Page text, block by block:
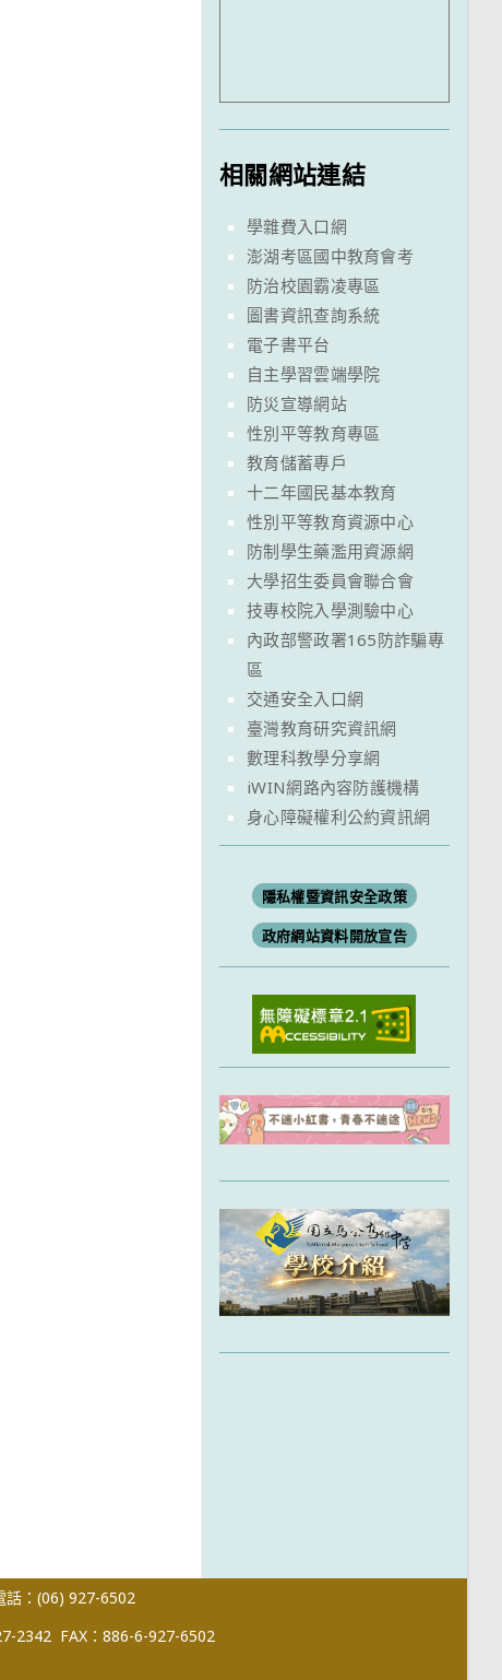
相關網站連結
學雜費入口網
澎湖考區國中教育會考
防治校園霸凌專區
圖書資訊查詢系統
電子書平台
自主學習雲端學院
防災宣導網站
性別平等教育專區
教育儲蓄專戶
十二年國民基本教育
性別平等教育資源中心
防制學生藥濫用資源網
大學招生委員會聯合會
技專校院入學測驗中心
內政部警政署165防詐騙專
區
交通安全入口網
臺灣教育研究資訊網
數理科教學分享網
iWIN網路內容防護機構
身心障礙權利公約資訊網
隱私權暨資訊安全政策
政府網站資料開放宣告
話：(06) 927-6502
2342 FAX：886-6-927-6502